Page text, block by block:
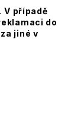
V případě
do
jiné v